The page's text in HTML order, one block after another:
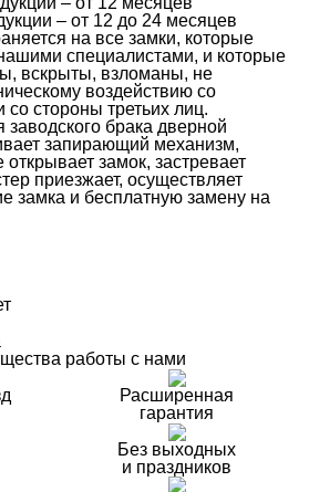
– от 12 до 24 месяцев
на все замки, которые
специалистами, и которые
вскрыты, взломаны, не
воздействию со
со стороны третьих лиц.
брака дверной
запирающий механизм,
открывает замок, застревает
приезжает, осуществляет
замка и бесплатную замену на
работы с нами
Расширенная
гарантия
Без выходных
и праздников